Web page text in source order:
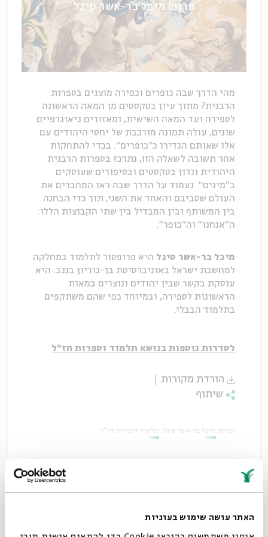
האתר עושה שימוש בעוגיות
פרופ' מיכל בר-אשר סיגל
מהי הדרך שבה כופרים וכפירה מוצגים בספרות
הרבנית? מתוך עיון בטקסטים מן המאה הראשונה
לספירה ועד המאה השישית, ומאזורים גיאוגרפיים
שונים, עולה תמונה מורכבת של יחסי היהודים עם
אלו שאותם הגדירו כ"כופרים". בכדי להתחקות
אחר תשובה לשאלה הזו, נתרכז בספרות הרבנית
היהודית ונדון בטקסטים ובסיפורים שעוסקים
ב"מינים". נעמוד על הדרך שבה ראו המחברים את
העולם שסביבם והאחד את השני, תוך כדי הבחנה
בין המשותף ובין המבדיל בין שתי הקבוצות הללו:
ה"אנחנו" וה"כופר".
מיכל בר-אשר סיגל היא פרופסור לתלמוד במחלקה
למחשבת ישראל באוניברסיטת בן-גוריון בנגב. היא
עוסקת בקשר שבין יהודים ונוצרים במאות
הראשונות לספירה, ובמיוחד כפי שהם משתקפים
בתלמוד הבבלי.
לסדרות נוספות בנושא תלמוד וספרות חז"ל
הורדת מקורות
שיתוף
תגיות:מיכל בר אשר סיגל תלמוד וספרות חז"ל